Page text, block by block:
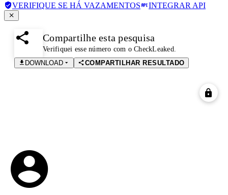
VERIFIQUE SE HÁ VAZAMENTOS INTEGRAR API
Compartilhe esta pesquisa
Verifiquei esse número com o CheckLeaked.
DOWNLOAD
COMPARTILHAR RESULTADO